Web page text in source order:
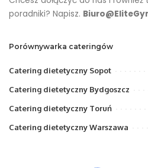
poradniki? Napisz.
Porównywarka cateringów
Catering dietetyczny Sopot
Catering dietetyczny Bydgoszcz
Catering dietetyczny Toruń
Catering dietetyczny Warszawa